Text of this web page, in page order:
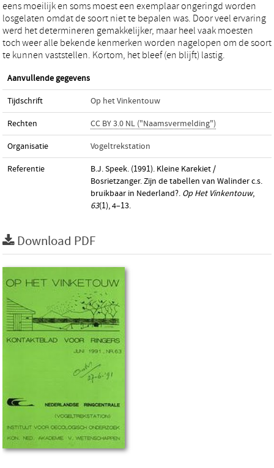
eens moeilijk en soms moest een exemplaar ongeringd worden
losgelaten omdat de soort niet te bepalen was. Door veel ervaring
werd het determineren gemakkelijker, maar heel vaak moesten
toch weer alle bekende kenmerken worden nagelopen om de soort
te kunnen vaststellen. Kortom, het bleef (en blijft) lastig.
Aanvullende gegevens
Tijdschrift Op het Vinkentouw
Rechten CC BY 3.0 NL ("Naamsvermelding")
Organisatie Vogeltrekstation
Referentie
B.J. Speek. (1991). Kleine Karekiet /
Bosrietzanger. Zijn de tabellen van Walinder c.s.
bruikbaar in Nederland?. Op Het Vinkentouw,
63(1), 4–13.
Download PDF